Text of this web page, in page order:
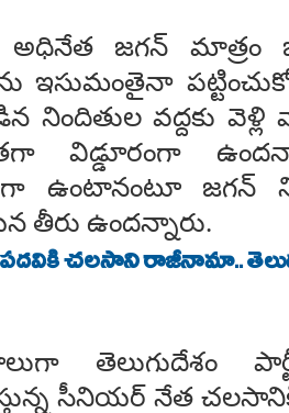
జగన్ మాత్రం
ఇసుమంతైనా
నిందితుల వద్దకు
విడ్డూరంగా
ఉంటానంటూ జగన్
తీరు ఉందన్నారు.
చలసాని రాజీనామా..
తెలుగుదేశం
సీనియర్ నేత